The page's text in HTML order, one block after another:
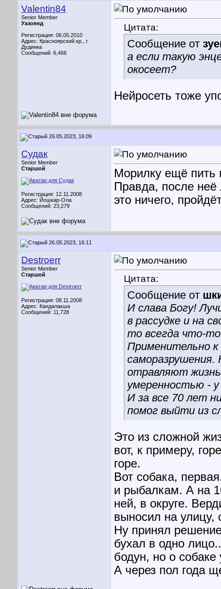
Valentin84
Senior Member
Уазовед
Регистрация: 06.05.2010
Адрес: Красноярский кр., г.
Дудинка
Сообщений: 6,466
Цитата:
Сообщение от
а если такую
окосеет?
Нейросеть тоже
26.05.2023, 16:09
Судак
Senior Member
Старшой
Регистрация: 12.11.2008
Адрес: Йошкар-Ола
Сообщений: 23,279
Морилку ещё пить
Правда, после
это ничего,
26.05.2023, 16:11
Destroerr
Senior Member
Старшой
Регистрация: 08.11.2008
Адрес: Кандалакша
Сообщений: 11,728
Цитата:
Сообщение от
И слава Богу!
в рассудке и на
то всегда что-
Применительно к
саморазрушения.
отравляют
умеренностью -
И за все 70 лет
помог выйти из
Это из сложной
вот, к примеру,
горе.
Вот собака,
и рыбалкам. А на
ней, в округе.
выносил на улицу,
Ну принял
бухал в одно
бодун, но о
А через пол года